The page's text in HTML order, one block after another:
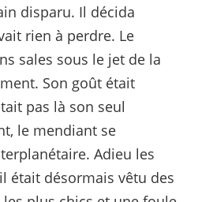
disparu. Il décida
rien à perdre. Le
sales sous le jet de la
Son goût était
pas là son seul
le mendiant se
Adieu les
était désormais vêtu des